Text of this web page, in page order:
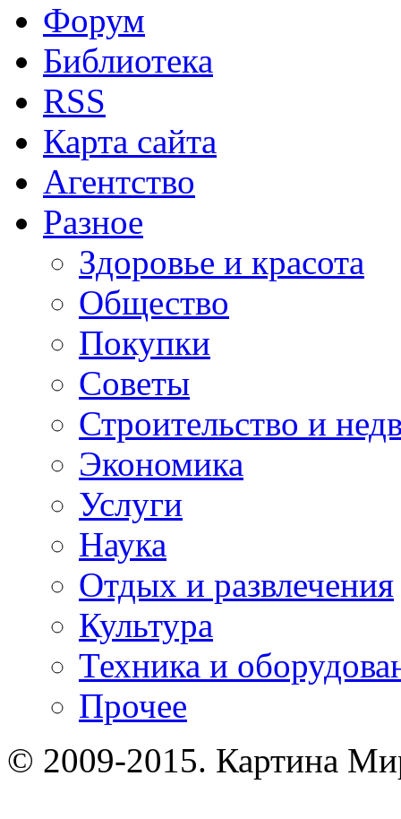
Форум
Библиотека
RSS
Карта сайта
Агентство
Разное
Здоровье и красота
Общество
Покупки
Советы
Строительство и
Экономика
Услуги
Наука
Отдых и развлечения
Культура
Техника и
Прочее
© 2009-2015. Картина